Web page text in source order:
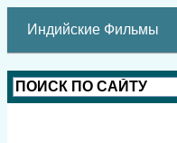
Индийские Фильмы